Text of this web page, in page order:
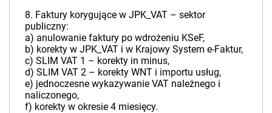
8. Faktury korygujące w JPK_VAT – sektor
publiczny:
a) anulowanie faktury po wdrożeniu KSeF,
b) korekty w JPK_VAT i w Krajowy System e-Faktur,
c) SLIM VAT 1 – korekty in minus,
d) SLIM VAT 2 – korekty WNT i importu usług,
e) jednoczesne wykazywanie VAT należnego i
naliczonego,
f) korekty w okresie 4 miesięcy.